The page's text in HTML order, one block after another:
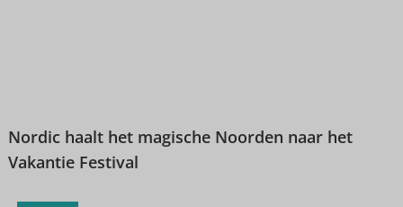
Nordic haalt het magische Noorden naar het
Vakantie Festival